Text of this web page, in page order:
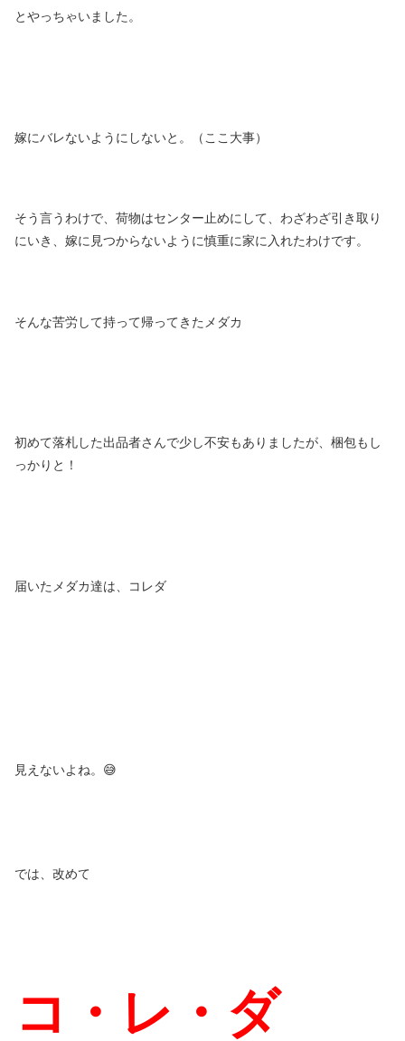
とやっちゃいました。
嫁にバレないようにしないと。（ここ大事）
そう言うわけで、荷物はセンター止めにして、わざわざ引き取り
にいき、嫁に見つからないように慎重に家に入れたわけです。
そんな苦労して持って帰ってきたメダカ
初めて落札した出品者さんで少し不安もありましたが、梱包もし
っかりと！
届いたメダカ達は、コレダ
見えないよね。😅
では、改めて
コ・レ・ダ